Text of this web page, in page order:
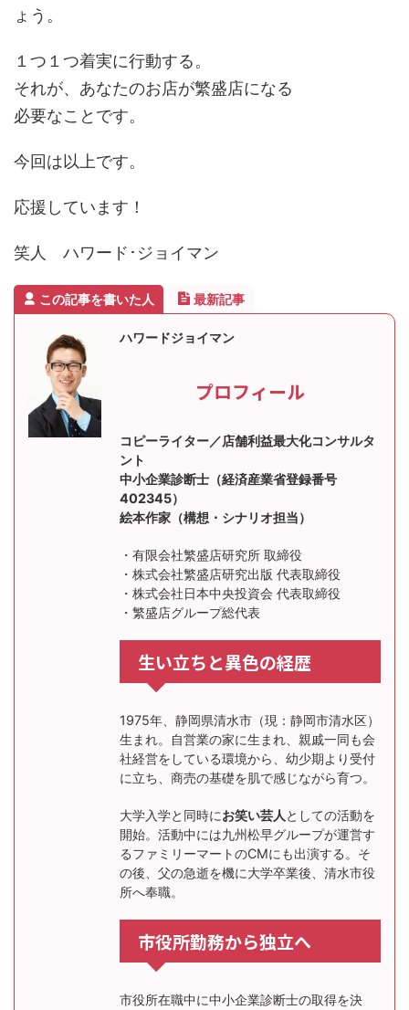
ょう。
１つ１つ着実に行動する。
それが、あなたのお店が繁盛店になる
必要なことです。
今回は以上です。
応援しています！
笑人 ハワード･ジョイマン
この記事を書いた人 最新記事
ハワードジョイマン
プロフィール
コピーライター／店舗利益最大化コンサルタ
ント
中小企業診断士（経済産業省登録番号
402345）
絵本作家（構想・シナリオ担当）
・有限会社繁盛店研究所 取締役
・株式会社繁盛店研究出版 代表取締役
・株式会社日本中央投資会 代表取締役
・繁盛店グループ総代表
生い立ちと異色の経歴
1975年、静岡県清水市（現：静岡市清水区）
生まれ。自営業の家に生まれ、親戚一同も会
社経営をしている環境から、幼少期より受付
に立ち、商売の基礎を肌で感じながら育つ。
大学入学と同時にお笑い芸人 としての活動を
開始。活動中には九州松早グループが運営す
るファミリーマートのCMにも出演する。そ
の後、父の急逝を機に大学卒業後、清水市役
所へ奉職。
市役所勤務から独立へ
市役所在職中に中小企業診断士の取得を決